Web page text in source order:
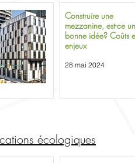
Construire une
mezzanine, est-ce
bonne idée? Coûts
enjeux
28 mai 2024
écologiques